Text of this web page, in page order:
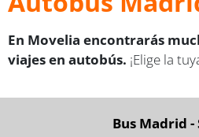
En Movelia encontrarás
viajes en autobús. ¡Elige la
Bus Madrid -